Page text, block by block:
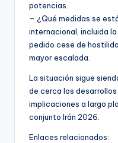
potencias.
– ¿Qué medidas se
internacional, incluida la
pedido cese de
mayor escalada.
La situación sigue
de cerca los
implicaciones a largo
conjunto Irán 2026.
Enlaces relacionados: